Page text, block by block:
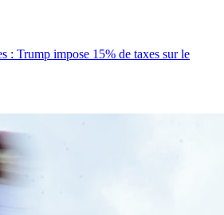
: Trump impose 15% de taxes sur le